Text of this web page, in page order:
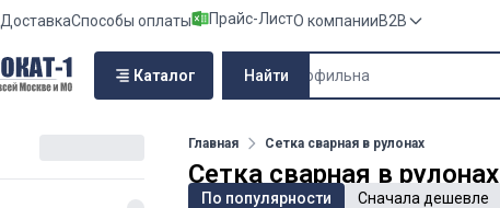
ДоставкаСпособы оплаты Прайс-ЛистО компанииB2B
Каталог Найти
Главная Сетка сварная в рулонах
Сетка сварная в рулонах
По популярности Сначала дешевле